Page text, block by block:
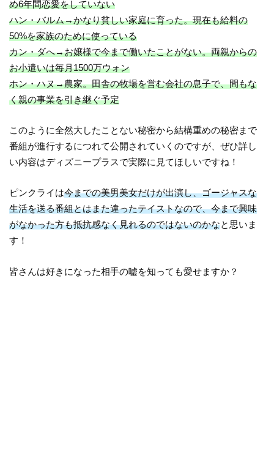
め6年間恋愛をしていない
ハン・バルム→かなり貧しい家庭に育った。現在も給料の
50%を家族のために使っている
カン・ダへ→お嬢様で今まで働いたことがない。両親からの
お小遣いは毎月1500万ウォン
ホン・ハヌ→農家。田舎の牧場を営む会社の息子で、間もな
く親の事業を引き継ぐ予定
このように全然大したことない秘密から結構重めの秘密まで
番組が進行するにつれて公開されていくのですが、ぜひ詳し
い内容はディズニープラスで実際に見てほしいですね！
ピンクライは今までの美男美女だけが出演し、ゴージャスな
生活を送る番組とはまた違ったテイストなので、今まで興味
がなかった方も抵抗感なく見れるのではないのかなと思いま
す！
皆さんは好きになった相手の嘘を知っても愛せますか？